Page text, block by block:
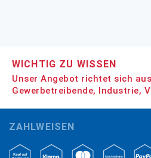
WICHTIG ZU WISSEN
Unser Angebot richtet sich
Gewerbetreibende, Industrie,
ZAHLWEISEN